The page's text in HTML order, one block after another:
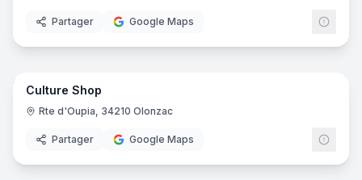
Partager Google Maps
10
Culture Shop
Rte d'Oupia, 34210 Olonzac
Partager Google Maps